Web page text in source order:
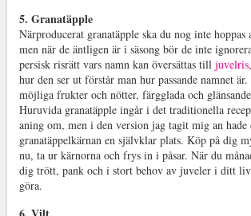
5. Granatäpple
Närproducerat granatäpple ska du nog inte
men när de äntligen är i säsong bör de inte
persisk risrätt vars namn kan översättas till juvelris
hur den ser ut förstår man hur passande namnet
möjliga frukter och nötter, färgglada och
Huruvida granatäpple ingår i det traditionella
aning om, men i den version jag tagit mig an hade
granatäppelkärnan en självklar plats. Köp på dig
nu, ta ur kärnorna och frys in i påsar. När du
dig trött, pank och i stort behov av juveler i ditt
göra.